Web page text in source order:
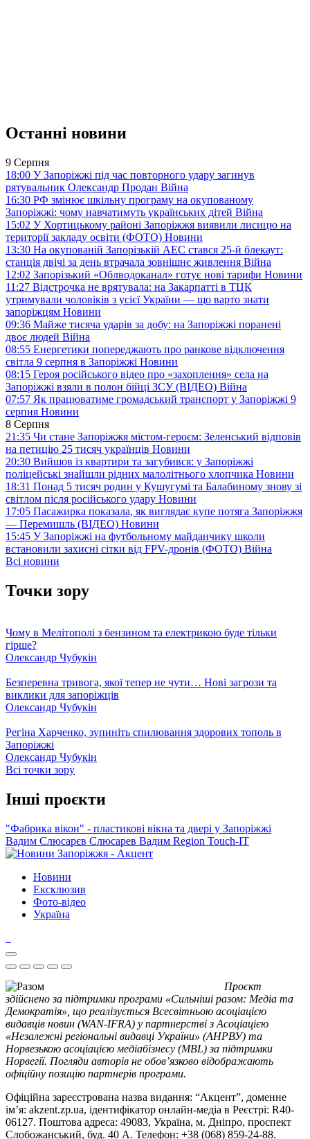
Останні новини
9 Серпня
18:00 У Запоріжжі під час повторного удару загинув
рятувальник Олександр Продан Війна
16:30 РФ змінює шкільну програму на окупованому
Запоріжжі: чому навчатимуть українських дітей Війна
15:02 У Хортицькому районі Запоріжжя виявили лисицю на
території закладу освіти (ФОТО) Новини
13:30 На окупованій Запорізькій АЕС стався 25-й блекаут:
станція двічі за день втрачала зовнішнє живлення Війна
12:02 Запорізький «Облводоканал» готує нові тарифи Новини
11:27 Відстрочка не врятувала: на Закарпатті в ТЦК
утримували чоловіків з усієї України — що варто знати
запоріжцям Новини
09:36 Майже тисяча ударів за добу: на Запоріжжі поранені
двоє людей Війна
08:55 Енергетики попереджають про ранкове відключення
світла 9 серпня в Запоріжжі Новини
08:15 Героя російського відео про «захоплення» села на
Запоріжжі взяли в полон бійці ЗСУ (ВІДЕО) Війна
07:57 Як працюватиме громадський транспорт у Запоріжжі 9
серпня Новини
8 Серпня
21:35 Чи стане Запоріжжя містом-героєм: Зеленський відповів
на петицію 25 тисяч українців Новини
20:30 Вийшов із квартири та загубився: у Запоріжжі
поліцейські знайшли рідних малолітнього хлопчика Новини
18:31 Понад 5 тисяч родин у Кушугумі та Балабиному знову зі
світлом після російського удару Новини
17:05 Пасажирка показала, як виглядає купе потяга Запоріжжя
— Перемишль (ВІДЕО) Новини
15:45 У Запоріжжі на футбольному майданчику школи
встановили захисні сітки від FPV-дронів (ФОТО) Війна
Всі новини
Точки зору
Чому в Мелітополі з бензином та електрикою буде тільки
гірше?
Олександр Чубукін
Безперевна тривога, якої тепер не чути… Нові загрози та
виклики для запоріжців
Олександр Чубукін
Регіна Харченко, зупиніть спилювання здорових тополь в
Запоріжжі
Олександр Чубукін
Всі точки зору
Інші проєкти
"Фабрика вікон" - пластикові вікна та двері у Запоріжжі
Вадим Слюсарєв Слюсарев Вадим Region Touch-IT
Новини
Ексклюзив
Фото-відео
Україна
Проєкт
здійснено за підтримки програми «Сильніші разом: Медіа та
Демократія», що реалізується Всесвітньою асоціацією
видавців новин (WAN-IFRA) у партнерстві з Асоціацією
«Незалежні регіональні видавці України» (АНРВУ) та
Норвезькою асоціацією медіабізнесу (MBL) за підтримки
Норвегії. Погляди авторів не обов’язково відображають
офіційну позицію партнерів програми.
Офіційна зареєстрована назва видання: “Акцент”, доменне
ім’я: akzent.zp.ua, ідентифікатор онлайн-медіа в Реєстрі: R40-
06127. Поштова адреса: 49083, Україна, м. Дніпро, проспект
Слобожанський, буд. 40 А. Телефон: +38 (068) 859-24-88.